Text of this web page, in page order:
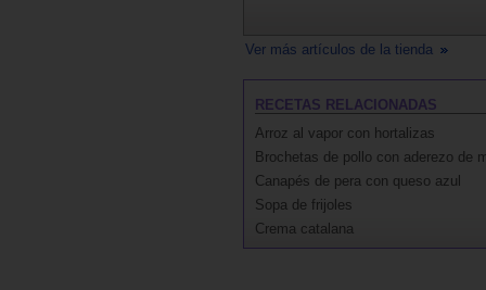
Ver más artículos de la tienda
RECETAS RELACIONADAS
Arroz al vapor con hortalizas
Brochetas de pollo con aderezo de
Canapés de pera con queso azul
Sopa de frijoles
Crema catalana